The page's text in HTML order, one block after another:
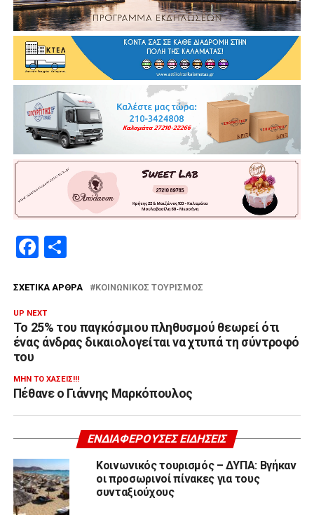
Facebook
Μοιραστείτε
ΣΧΕΤΙΚΆ ΆΡΘΡΑ ΚΟΙΝΩΝΙΚΌΣ ΤΟΥΡΙΣΜΌΣ
UP NEXT
Το 25% του παγκόσμιου πληθυσμού θεωρεί ότι
ένας άνδρας δικαιολογείται να χτυπά τη σύντροφό
του
ΜΗΝ ΤΟ ΧΆΣΕΙΣ!!!
Πέθανε ο Γιάννης Μαρκόπουλος
ΕΝΔΙΑΦΈΡΟΥΣΕΣ ΕΙΔΉΣΕΙΣ
Κοινωνικός τουρισμός – ΔΥΠΑ: Βγήκαν
οι προσωρινοί πίνακες για τους
συνταξιούχους